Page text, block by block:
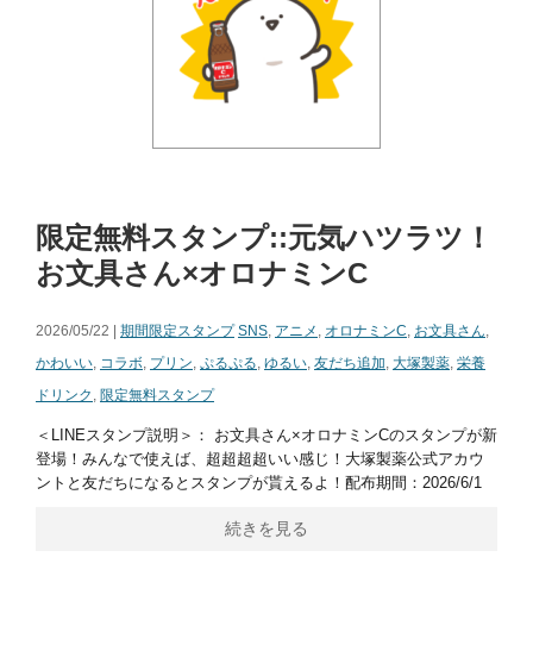
限定無料スタンプ::元気ハツラツ！
お文具さん×オロナミンC
2026/05/22 | 期間限定スタンプ SNS, アニメ , オロナミンC, お文具さん,
かわいい, コラボ, プリン, ぷるぷる, ゆるい, 友だち追加, 大塚製薬, 栄養
ドリンク , 限定無料スタンプ
＜LINEスタンプ説明＞： お文具さん×オロナミンCのスタンプが新
登場！みんなで使えば、超超超超いい感じ！大塚製薬公式アカウ
ントと友だちになるとスタンプが貰えるよ！配布期間：2026/6/1
続きを見る